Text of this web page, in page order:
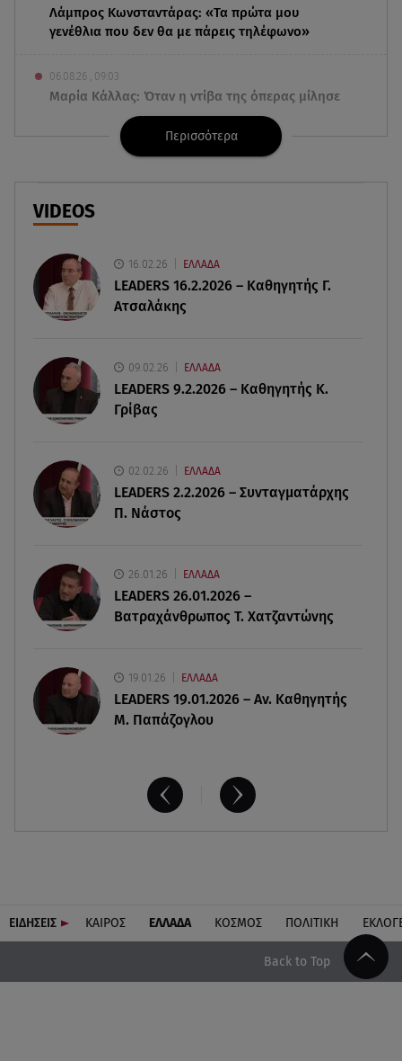
Λάμπρος Κωνσταντάρας: «Τα πρώτα μου
γενέθλια που δεν θα με πάρεις τηλέφωνο»
06.08.26 , 09:03
Μαρία Κάλλας: Όταν η ντίβα της όπερας μίλησε
σπαστά ελληνικά στο ραδιόφωνο
Τι είναι το «πολωμένο μελτέμι», που
Μυστράς: «Δεν ήταν οικονομικός ο λόγος που
κράτησε τον νεκρό πατέρα του»
ανάρτηση για τη μικρή Ξένια
06.08.26 , 07:51
06.08.26 , 07:50
Θεοδωρίδου: «Είσαι η καλύτερη μαμά του
κόσμου» – Το βίντεο που έγινε viral
06.08.26 , 07:29
Φωτιά τώρα στη Σητεία - Ήχησε το 112
Περισσότερα
VIDEOS
16.02.26 ΕΛΛΑΔΑ
LEADERS 16.2.2026 – Καθηγητής Γ.
Ατσαλάκης
09.02.26 ΕΛΛΑΔΑ
LEADERS 9.2.2026 – Καθηγητής Κ.
Γρίβας
02.02.26 ΕΛΛΑΔΑ
LEADERS 2.2.2026 – Συνταγματάρχης
Π. Νάστος
26.01.26 ΕΛΛΑΔΑ
LEADERS 26.01.2026 –
Βατραχάνθρωπος Τ. Χατζαντώνης
19.01.26 ΕΛΛΑΔΑ
LEADERS 19.01.2026 – Αν. Καθηγητής
Μ. Παπάζογλου
ΕΙΔΗΣΕΙΣ ΚΑΙΡΟΣ ΕΛΛΑΔΑ ΚΟΣΜΟΣ ΠΟΛΙΤΙΚΗ
Back to Top